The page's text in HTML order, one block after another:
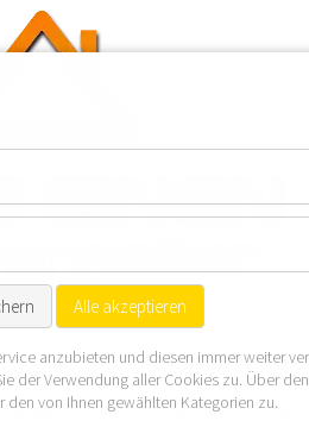
Segeberg gelegen, wo
bietet Kaltenkirchen
Alle akzeptieren
anzubieten und diesen immer weiter
der Verwendung aller Cookies zu. Über
den von Ihnen gewählten Kategorien zu.